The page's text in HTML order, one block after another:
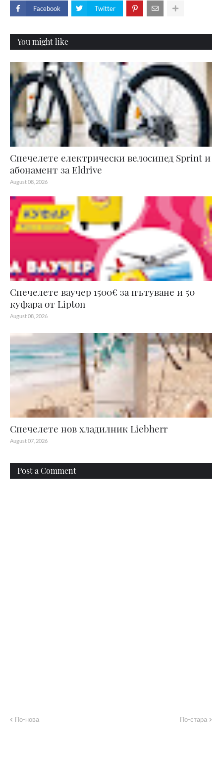
Facebook Twitter
You might like
Спечелете електрически велосипед Sprint и
абонамент за Eldrive
August 08, 2026
Спечелете ваучер 1500€ за пътуване и 50
куфара от Lipton
August 08, 2026
Спечелете нов хладилник Liebherr
August 07, 2026
Post a Comment
По-нова По-стара